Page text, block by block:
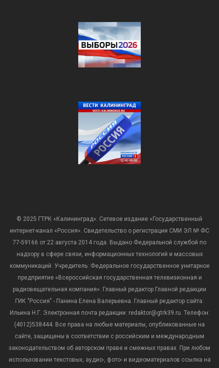
© 2025 ГТРК «Калининград». Сетевое издание «Государственный
интернет-канал «Россия». Свидетельство о регистрации СМИ ЭЛ № ФС
77-59166 от 22 августа 2014 года. Выдано Федеральной службой по
надзору в сфере связи, информационных технологий и массовых
коммуникаций. Учредитель: Федеральное государственное унитарное
предприятие «Всероссийская государственная телевизионная и
радиовещательная компания». Главный редактор Главной редакции
ГИК "Россия" - Панина Елена Валерьевна. Главный редактор сайта:
Ильина Н.Г. Электронная почта редакции: redaktor@gtrk39.ru. Телефон:
(4012)538444. Все права на любые материалы, опубликованные на
сайте, защищены в соответствии с российским и международным
законодательством об авторском праве и смежных правах. При любом
использовании текстовых, аудио-, фото- и видеоматериалов ссылка на